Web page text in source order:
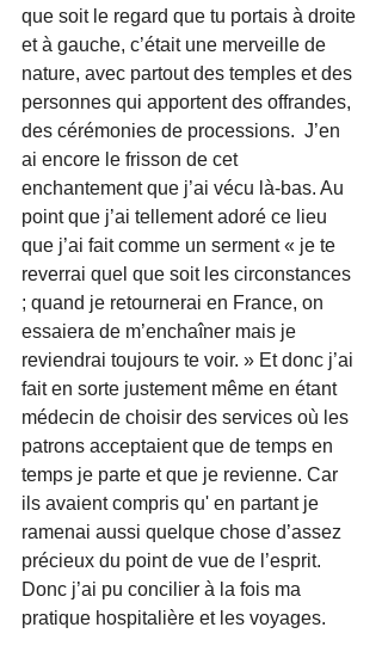
que soit le regard que tu portais à droite
et à gauche, c’était une merveille de
nature, avec partout des temples et des
personnes qui apportent des offrandes,
des cérémonies de processions.  J’en
ai encore le frisson de cet
enchantement que j’ai vécu là-bas. Au
point que j’ai tellement adoré ce lieu
que j’ai fait comme un serment « je te
reverrai quel que soit les circonstances
; quand je retournerai en France, on
essaiera de m’enchaîner mais je
reviendrai toujours te voir. » Et donc j’ai
fait en sorte justement même en étant
médecin de choisir des services où les
patrons acceptaient que de temps en
temps je parte et que je revienne. Car
ils avaient compris qu' en partant je
ramenai aussi quelque chose d’assez
précieux du point de vue de l’esprit.
Donc j’ai pu concilier à la fois ma
pratique hospitalière et les voyages.